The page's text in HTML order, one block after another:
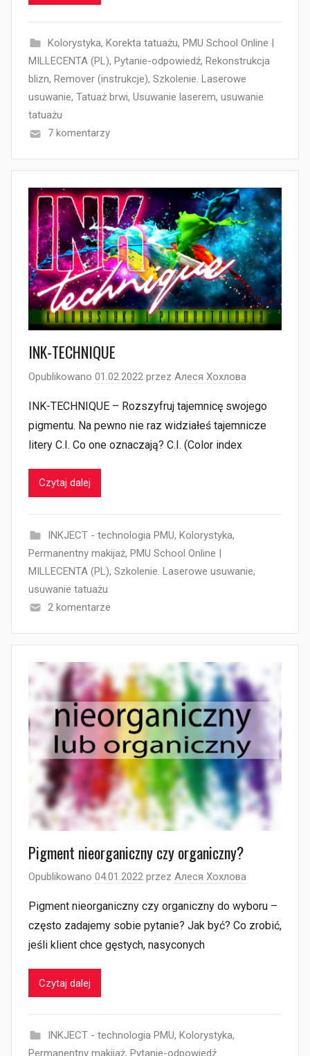
Kolorystyka, Korekta tatuażu, PMU School Online |
MILLECENTA (PL), Pytanie-odpowiedź, Rekonstrukcja
blizn, Remover (instrukcje), Szkolenie. Laserowe
usuwanie, Tatuaż brwi, Usuwanie laserem, usuwanie
tatuażu
7 komentarzy
INK-TECHNIQUE
Opublikowano 01.02.2022 przez Алеся Хохлова
INK-TECHNIQUE – Rozszyfruj tajemnicę swojego
pigmentu. Na pewno nie raz widziałeś tajemnicze
litery C.I. Co one oznaczają? C.I. (Color index
Czytaj dalej
INKJECT - technologia PMU, Kolorystyka,
Permanentny makijaż, PMU School Online |
MILLECENTA (PL), Szkolenie. Laserowe usuwanie,
usuwanie tatuażu
2 komentarze
Pigment nieorganiczny czy organiczny?
Opublikowano 04.01.2022 przez Алеся Хохлова
Pigment nieorganiczny czy organiczny do wyboru –
często zadajemy sobie pytanie? Jak być? Co zrobić,
jeśli klient chce gęstych, nasyconych
Czytaj dalej
INKJECT - technologia PMU, Kolorystyka,
Permanentny makijaż, Pytanie-odpowiedź